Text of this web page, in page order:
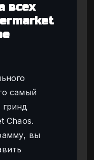
всех
самый
гринд
Chaos.
вы